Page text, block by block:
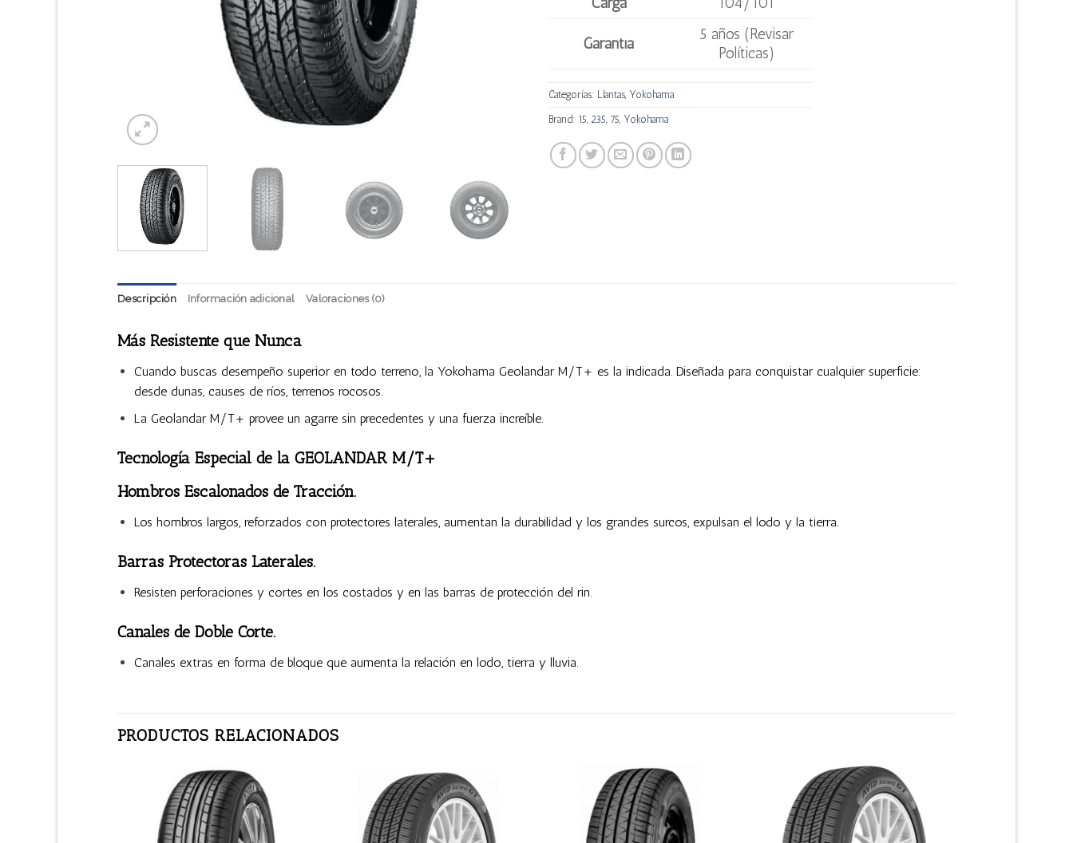
Garantía
5 años (Revisar
Políticas)
Categorías: Llantas, Yokohama
Brand: 15, 235, 75, Yokohama
Descripción Información adicional Valoraciones (0)
Más Resistente que Nunca
Cuando buscas desempeño superior en todo terreno, la Yokohama Geolandar M/T+ es la indicada. Diseñada para conquistar cualquier superficie:
desde dunas, causes de ríos, terrenos rocosos.
La Geolandar M/T+ provee un agarre sin precedentes y una fuerza increíble.
Tecnología Especial de la GEOLANDAR M/T+
Hombros Escalonados de Tracción.
Los hombros largos, reforzados con protectores laterales, aumentan la durabilidad y los grandes surcos, expulsan el lodo y la tierra.
Barras Protectoras Laterales.
Resisten perforaciones y cortes en los costados y en las barras de protección del rin.
Canales de Doble Corte.
Canales extras en forma de bloque que aumenta la relación en lodo, tierra y lluvia.
PRODUCTOS RELACIONADOS